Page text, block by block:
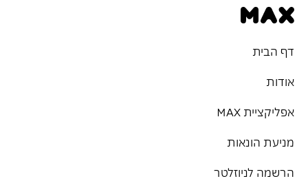
דף הבית
אודות
אפליקציית MAX
מניעת הונאות
הרשמה לניוזלטר